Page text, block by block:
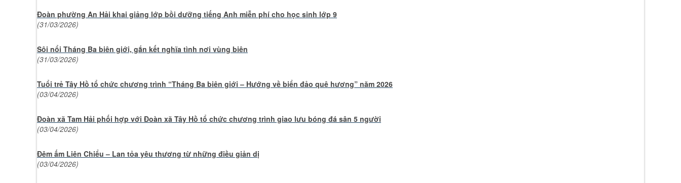
Đoàn phường An Hải khai giảng lớp bồi dưỡng tiếng Anh miễn phí cho học sinh lớp 9
(31/03/2026)
Sôi nổi Tháng Ba biên giới, gắn kết nghĩa tình nơi vùng biên
(31/03/2026)
Tuổi trẻ Tây Hồ tổ chức chương trình “Tháng Ba biên giới – Hướng về biển đảo quê hương” năm 2026
(03/04/2026)
Đoàn xã Tam Hải phối hợp với Đoàn xã Tây Hồ tổ chức chương trình giao lưu bóng đá sân 5 người
(03/04/2026)
Đêm ấm Liên Chiểu – Lan tỏa yêu thương từ những điều giản dị
(03/04/2026)